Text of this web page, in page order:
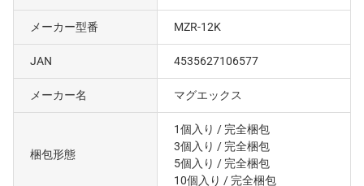
メーカー型番 MZR-12K
JAN 4535627106577
メーカー名 マグエックス
梱包形態
1個入り / 完全梱包
3個入り / 完全梱包
5個入り / 完全梱包
10個入り / 完全梱包